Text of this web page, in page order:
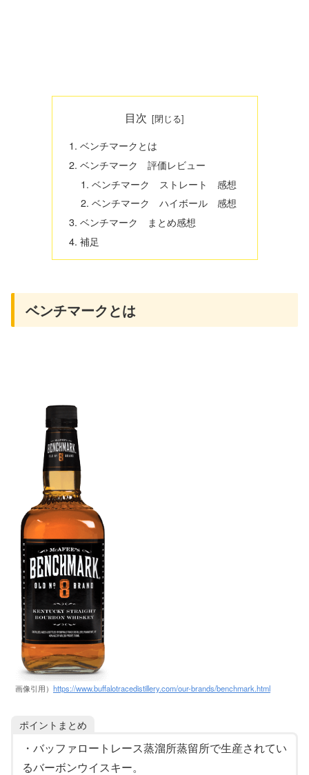
目次
ベンチマークとは
ベンチマーク 評価レビュー
ベンチマーク ストレート 感想
ベンチマーク ハイボール 感想
ベンチマーク まとめ感想
補足
ベンチマークとは
画像引用） https://www.buffalotracedistillery.com/our-brands/benchmark.html
ポイントまとめ
・バッファロートレース蒸溜所蒸留所で生産されてい
るバーボンウイスキー。